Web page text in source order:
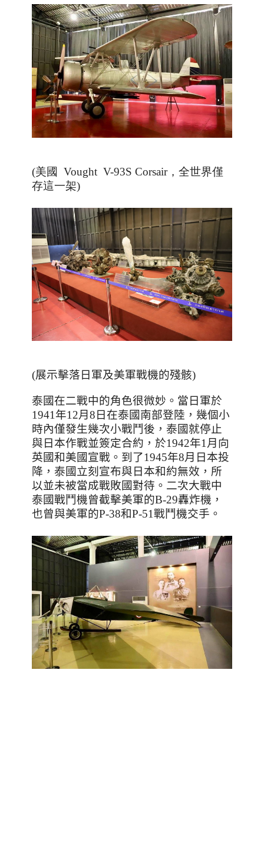
(美國 Vought V-93S Corsair，全世界僅
存這一架)
(展示擊落日軍及美軍戰機的殘骸)
泰國在二戰中的角色很微妙。當日軍於
1941年12月 8 日在泰國南部登陸，幾個小
時內僅發生幾次小戰鬥後，泰國就停止
與日本作戰並簽定合約，於1942年1 月向
英國和美國宣戰。到了1945年8月日本投
降，泰國立刻宣布與日本和約無效，所
以並未被當成戰敗國對待。二次大戰中
泰國戰鬥機曾截擊美軍的B-29轟炸機，
也曾與美軍的P-38和P-51戰鬥機交手。